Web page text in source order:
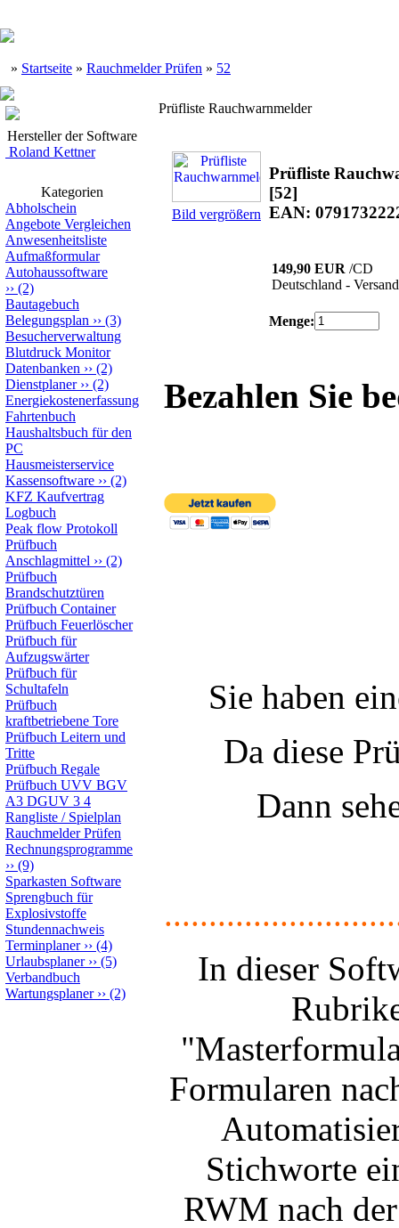
» Startseite » Rauchmelder Prüfen » 52
Hersteller der Software
Roland Kettner
Kategorien
Abholschein
Angebote Vergleichen
Anwesenheitsliste
Aufmaßformular
Autohaussoftware
›› (2)
Bautagebuch
Belegungsplan ›› (3)
Besucherverwaltung
Blutdruck Monitor
Datenbanken ›› (2)
Dienstplaner›› (2)
Energiekostenerfassung
Fahrtenbuch
Haushaltsbuch für den
PC
Hausmeisterservice
Kassensoftware ›› (2)
KFZ Kaufvertrag
Logbuch
Peak flow Protokoll
Prüfbuch
Anschlagmittel ›› (2)
Prüfbuch
Brandschutztüren
Prüfbuch Container
Prüfbuch Feuerlöscher
Prüfbuch für
Aufzugswärter
Prüfbuch für
Schultafeln
Prüfbuch
kraftbetriebene Tore
Prüfbuch Leitern und
Tritte
Prüfbuch Regale
Prüfbuch UVV BGV
A3 DGUV 3 4
Rangliste / Spielplan
Rauchmelder Prüfen
Rechnungsprogramme
›› (9)
Sparkasten Software
Sprengbuch für
Explosivstoffe
Stundennachweis
Terminplaner›› (4)
Urlaubsplaner›› (5)
Verbandbuch
Wartungsplaner›› (2)
Prüfliste Rauchwarnmelder
Bild vergrößern
Prüfliste
[52]
EAN:
149,90 EUR /CD
Deutschland -
Menge:
Bezahlen Sie
Sie haben
Da diese
Dann
In dieser
Formularen
Stichworte
RWM nach